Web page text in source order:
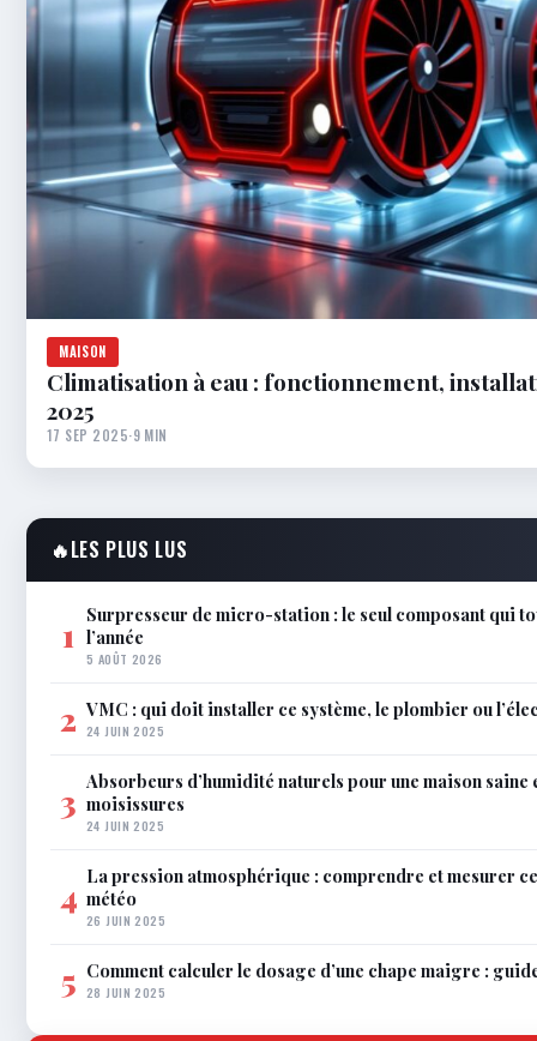
MAISON
Climatisation à eau : fonctionnement,
2025
17 SEP 2025·9 MIN
🔥LES PLUS LUS
1 Surpresseur de micro-station : le seul composant qui
l’année
5 AOÛT 2026
2 VMC : qui doit installer ce système, le plombier ou
24 JUIN 2025
3 Absorbeurs d’humidité naturels pour une maison saine
moisissures
24 JUIN 2025
4 La pression atmosphérique : comprendre et mesurer
météo
26 JUIN 2025
5 Comment calculer le dosage d’une chape maigre :
28 JUIN 2025